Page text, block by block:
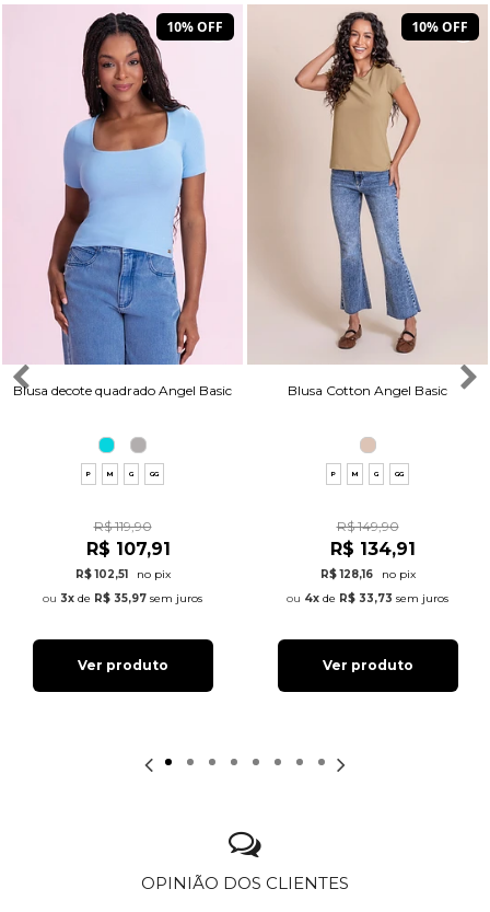
10% OFF
Blusa decote quadrado Angel Basic
P M G GG
R$ 119,90
R$ 107,91
R$ 102,51
no pix
3x de R$ 35,97 sem juros
Ver produto
10% OFF
Blusa Cotton Angel Basic
P M G GG
R$ 149,90
R$ 134,91
R$ 128,16
no pix
4x de R$ 33,73 sem juros
Ver produto
OPINIÃO DOS CLIENTES